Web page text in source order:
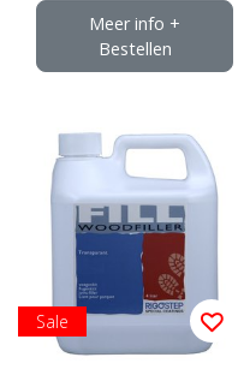
Meer info +
Bestellen
Sale